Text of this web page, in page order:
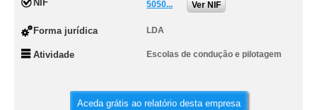
NIF 5050... Ver NIF
Forma jurídica LDA
Atividade Escolas de condução e pilotagem
Aceda grátis ao relatório desta empresa